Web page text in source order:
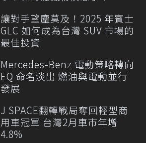
讓對手望塵莫及！2025 年賓士
GLC 如何成為台灣 SUV 市場的
最佳投資
Mercedes-Benz 電動策略轉向
EQ 命名淡出 燃油與電動並行
發展
J SPACE翻轉戰局奪回輕型商
用車冠軍 台灣2月車市年增
4.8%